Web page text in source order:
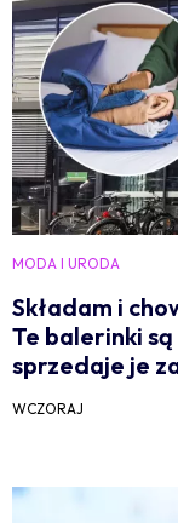
MODA I URODA
Składam i
Te balerinki
sprzedaje je
WCZORAJ